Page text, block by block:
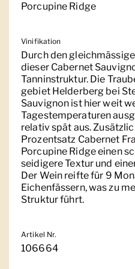
Porcupine Ridge
Vinifikation
Durch den
dieser Cabernet
Tanninstruktur. Die
gebiet Helderberg bei
Sauvignon ist hier weit
Tagestemperaturen
relativ spät aus.
Prozentsatz Cabernet
Porcupine Ridge einen
seidigere Textur und
Der Wein reifte für 9
Eichenfässern, was zu
Struktur führt.
Artikel Nr.
106664